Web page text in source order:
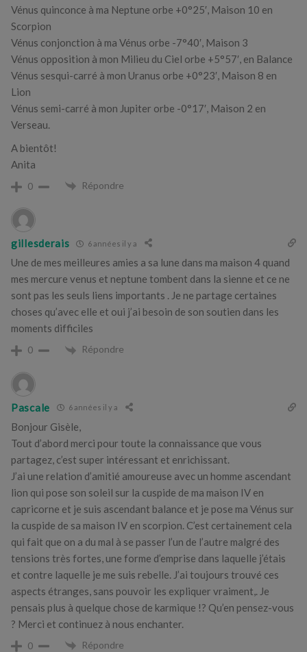
Vénus quinconce à ma Neptune orbe +0°25′, Maison 10 en
Scorpion
Vénus conjonction à ma Vénus orbe -7°40′, Maison 3
Vénus opposition à mon Milieu du Ciel orbe +5°57′, en Balance
Vénus sesqui-carré à mon Uranus orbe +0°23′, Maison 8 en
Lion
Vénus semi-carré à mon Jupiter orbe -0°17′, Maison 2 en
Verseau.
A bientôt!
Anita
0 Répondre
gillesderais 6 années il y a
Une de mes meilleures amies a sa lune dans ma maison 4 quand
mes mercure venus et neptune tombent dans la sienne et ce ne
sont pas les seuls liens importants . Je ne partage certaines
choses qu’avec elle et oui j’ai besoin de son soutien dans les
moments difficiles
0 Répondre
Pascale 6 années il y a
Bonjour Gisèle,
Tout d’abord merci pour toute la connaissance que vous
partagez, c’est super intéressant et enrichissant.
J’ai une relation d’amitié amoureuse avec un homme ascendant
lion qui pose son soleil sur la cuspide de ma maison IV en
capricorne et je suis ascendant balance et je pose ma Vénus sur
la cuspide de sa maison IV en scorpion. C’est certainement cela
qui fait que on a du mal à se passer l’un de l’autre malgré des
tensions très fortes, une forme d’emprise dans laquelle j’étais
et contre laquelle je me suis rebelle. J’ai toujours trouvé ces
aspects étranges, sans pouvoir les expliquer vraiment,. Je
pensais plus à quelque chose de karmique !? Qu’en pensez-vous
? Merci et continuez à nous enchanter.
0 Répondre